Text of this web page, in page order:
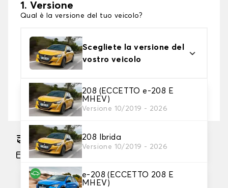
1. Versione
Qual è la versione del tuo veicolo?
Scegliete la versione del
vostro veicolo
208 (ECCETTO e-208 E
MHEV)
Versione 10/2019 - 2026
208 Ibrida
Versione 10/2019 - 2026
e-208 (ECCETTO 208 E
MHEV)
2. Livello di protezione
Scegli il telo protettivo adatto alle tue esigenze
Consegna gratuita stimata su 14/08/2026
Pagamento in 3x gratuito, a partire da 60 euro